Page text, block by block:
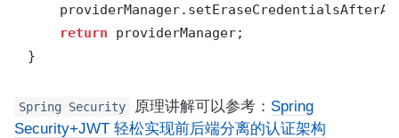
return providerManager;
}
Spring Security 原理讲解可以参考： Spring
Security+JWT 轻松实现前后端分离的认证架构